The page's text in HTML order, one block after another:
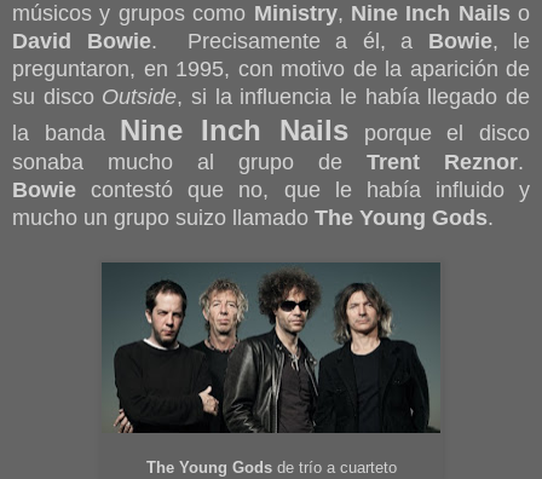
músicos y grupos como Ministry, Nine Inch Nails o
David Bowie. Precisamente a él, a Bowie, le
preguntaron, en 1995, con motivo de la aparición de
su disco Outside, si la influencia le había llegado de
la banda Nine Inch Nailsporque el disco
sonaba mucho al grupo de Trent Reznor.
Bowie contestó que no, que le había influido y
mucho un grupo suizo llamado The Young Gods.
The Young Godsde trío a cuarteto